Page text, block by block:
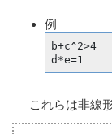
例
b+c^2>4
d*e=1
これらは非線